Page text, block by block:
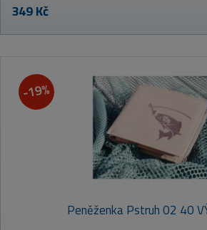
349 Kč
-19%
Peněženka Pstruh 02 40